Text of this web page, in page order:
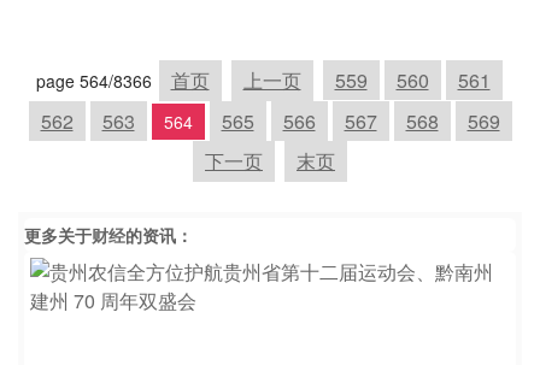
page 564/8366 首页 上一页 559 560
561
562
563 564 565 566 567 568
569
下一页
末页
更多关于财经的资讯：